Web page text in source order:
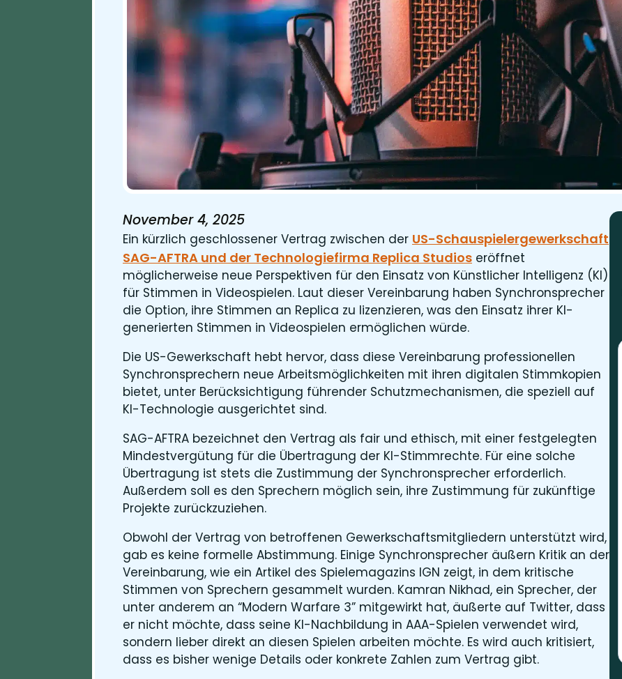
November 4, 2025
Ein kürzlich geschlossener Vertrag zwischen der US-Schauspielergewerkschaft
SAG-AFTRA und der Technologiefirma Replica Studios eröffnet
möglicherweise neue Perspektiven für den Einsatz von Künstlicher Intelligenz (KI)
für Stimmen in Videospielen. Laut dieser Vereinbarung haben Synchronsprecher
die Option, ihre Stimmen an Replica zu lizenzieren, was den Einsatz ihrer KI-
generierten Stimmen in Videospielen ermöglichen würde.
Die US-Gewerkschaft hebt hervor, dass diese Vereinbarung professionellen
Synchronsprechern neue Arbeitsmöglichkeiten mit ihren digitalen Stimmkopien
bietet, unter Berücksichtigung führender Schutzmechanismen, die speziell auf
KI-Technologie ausgerichtet sind.
SAG-AFTRA bezeichnet den Vertrag als fair und ethisch, mit einer festgelegten
Mindestvergütung für die Übertragung der KI-Stimmrechte. Für eine solche
Übertragung ist stets die Zustimmung der Synchronsprecher erforderlich.
Außerdem soll es den Sprechern möglich sein, ihre Zustimmung für zukünftige
Projekte zurückzuziehen.
Obwohl der Vertrag von betroffenen Gewerkschaftsmitgliedern unterstützt wird,
gab es keine formelle Abstimmung. Einige Synchronsprecher äußern Kritik an der
Vereinbarung, wie ein Artikel des Spielemagazins IGN zeigt, in dem kritische
Stimmen von Sprechern gesammelt wurden. Kamran Nikhad, ein Sprecher, der
unter anderem an “Modern Warfare 3” mitgewirkt hat, äußerte auf Twitter, dass
er nicht möchte, dass seine KI-Nachbildung in AAA-Spielen verwendet wird,
sondern lieber direkt an diesen Spielen arbeiten möchte. Es wird auch kritisiert,
dass es bisher wenige Details oder konkrete Zahlen zum Vertrag gibt.